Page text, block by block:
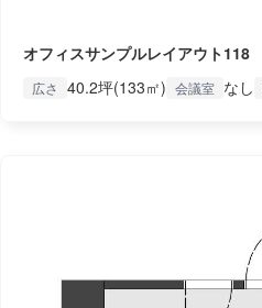
オフィスサンプルレイアウト118
広さ 40.2坪(133㎡) 会議室 なし